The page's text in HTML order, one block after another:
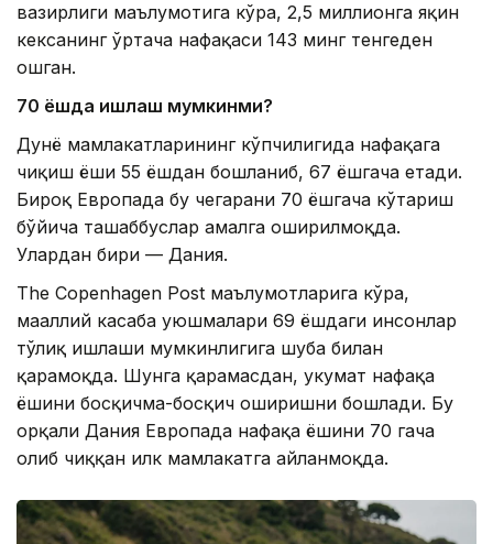
вазирлиги маълумотига кўра, 2,5 миллионга яқин
кексанинг ўртача нафақаси 143 минг тенгеден
ошган.
70 ёшда ишлаш мумкинми?
Дунё мамлакатларининг кўпчилигида нафақага
чиқиш ёши 55 ёшдан бошланиб, 67 ёшгача етади.
Бироқ Европада бу чегарани 70 ёшгача кўтариш
бўйича ташаббуслар амалга оширилмоқда.
Улардан бири — Дания.
The Copenhagen Post маълумотларига кўра,
маҳаллий касаба уюшмалари 69 ёшдаги инсонлар
тўлиқ ишлаши мумкинлигига шубҳа билан
қарамоқда. Шунга қарамасдан, ҳукумат нафақа
ёшини босқичма-босқич оширишни бошлади. Бу
орқали Дания Европада нафақа ёшини 70 гача
олиб чиққан илк мамлакатга айланмоқда.